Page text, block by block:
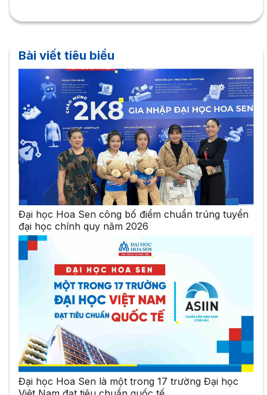
Bài viết tiêu biểu
Đại học Hoa Sen công bố điểm chuẩn trúng tuyển
đại học chính quy năm 2026
Đại học Hoa Sen là một trong 17 trường Đại học